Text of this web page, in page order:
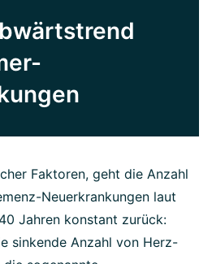
Faktoren, geht die Anzahl
Neuerkrankungen laut
Jahren konstant zurück:
sinkende Anzahl von Herz-